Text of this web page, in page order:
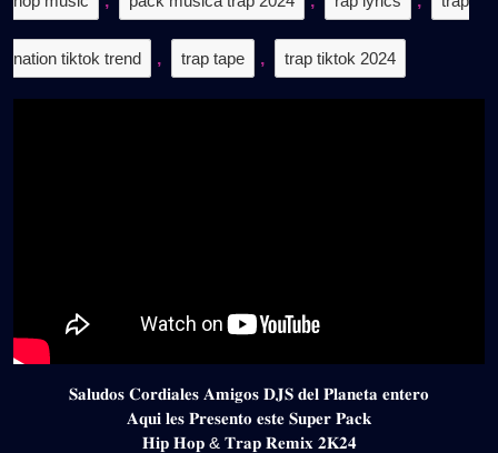
nation tiktok trend , trap tape , trap tiktok 2024
𝐒𝐚𝐥𝐮𝐝𝐨𝐬 𝐂𝐨𝐫𝐝𝐢𝐚𝐥𝐞𝐬 𝐀𝐦𝐢𝐠𝐨𝐬 𝐃𝐉𝐒 𝐝𝐞𝐥 𝐏𝐥𝐚𝐧𝐞𝐭𝐚 𝐞𝐧𝐭𝐞𝐫𝐨
𝐀𝐪𝐮𝐢 𝐥𝐞𝐬 𝐏𝐫𝐞𝐬𝐞𝐧𝐭𝐨 𝐞𝐬𝐭𝐞 𝐒𝐮𝐩𝐞𝐫 𝐏𝐚𝐜𝐤
𝐇𝐢𝐩 𝐇𝐨𝐩 & 𝐓𝐫𝐚𝐩 𝐑𝐞𝐦𝐢𝐱 𝟐𝐊𝟐𝟒